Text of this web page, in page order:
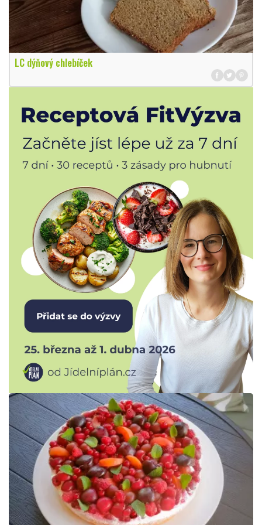
LC dýňový chlebíček